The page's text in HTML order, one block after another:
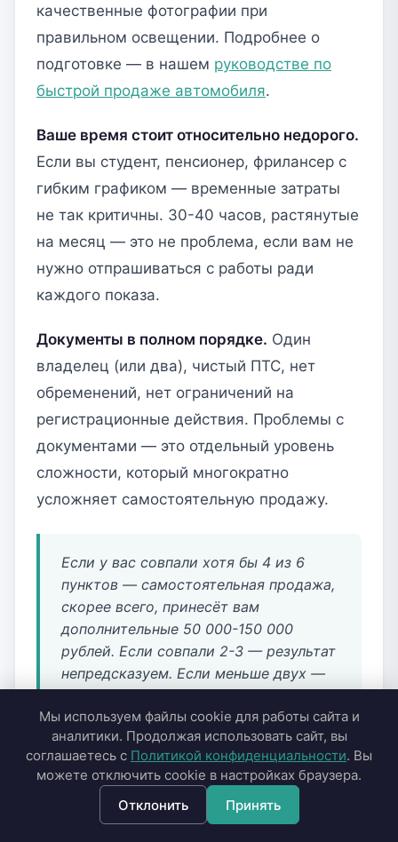
качественные фотографии при
правильном освещении. Подробнее о
подготовке — в нашем руководстве по
быстрой продаже автомобиля.
Ваше время стоит относительно недорого.
Если вы студент, пенсионер, фрилансер с
гибким графиком — временные затраты
не так критичны. 30-40 часов, растянутые
на месяц — это не проблема, если вам не
нужно отпрашиваться с работы ради
каждого показа.
Документы в полном порядке. Один
владелец (или два), чистый ПТС, нет
обременений, нет ограничений на
регистрационные действия. Проблемы с
документами — это отдельный уровень
сложности, который многократно
усложняет самостоятельную продажу.
Если у вас совпали хотя бы 4 из 6
пунктов — самостоятельная продажа,
скорее всего, принесёт вам
дополнительные 50 000-150 000
рублей. Если совпали 2-3 — результат
непредсказуем. Если меньше двух —
рассмотрите выкуп всерьёз.
Когда выкуп экономически
оправдан
Мы используем файлы cookie для работы сайта и
аналитики. Продолжая использовать сайт, вы
соглашаетесь с Политикой конфиденциальности. Вы
можете отключить cookie в настройках браузера.
Отклонить
Принять